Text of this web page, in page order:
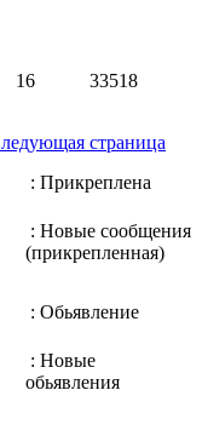
16 33518
страница
: Прикреплена
: Новые сообщения
(прикрепленная)
: Обьявление
: Новые
обьявления